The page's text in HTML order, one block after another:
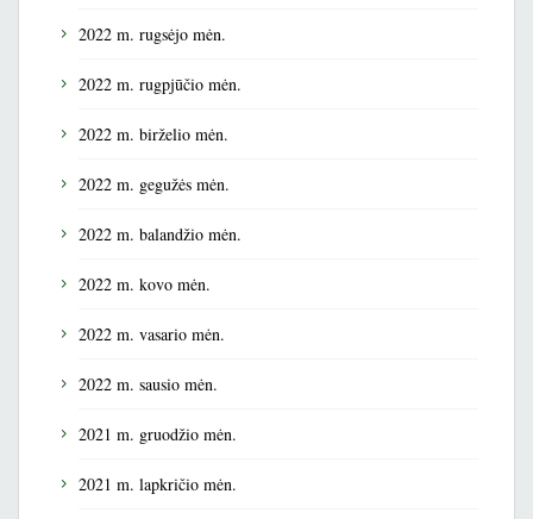
2022 m. rugsėjo mėn.
2022 m. rugpjūčio mėn.
2022 m. birželio mėn.
2022 m. gegužės mėn.
2022 m. balandžio mėn.
2022 m. kovo mėn.
2022 m. vasario mėn.
2022 m. sausio mėn.
2021 m. gruodžio mėn.
2021 m. lapkričio mėn.